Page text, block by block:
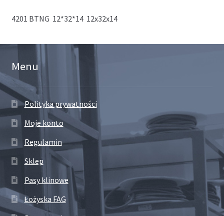
4201 BTNG 12*32*14 12x32x14
Menu
Polityka prywatności
Moje konto
Regulamin
Sklep
Pasy klinowe
Łożyska FAG